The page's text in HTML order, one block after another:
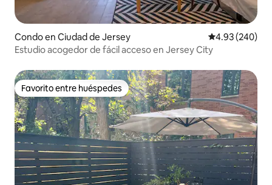
Condo en Ciudad de Jersey Calificación
4.93 (240)
Estudio acogedor de fácil acceso en Jersey City
Favorito entre huéspedes
Favorito entre huéspedes